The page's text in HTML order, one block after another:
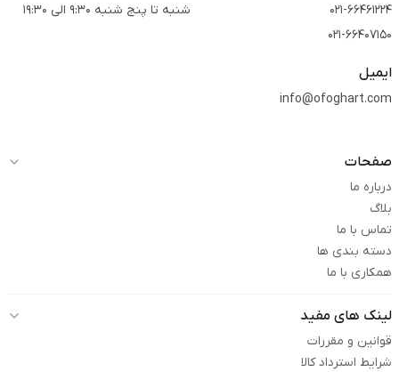
021-66461224
021-66407150
شنبه تا پنج شنبه 9:30 الی 19:30
ایمیل
info@ofoghart.com
صفحات
درباره ما
بلاگ
تماس با ما
دسته بندی ها
همکاری با ما
لینک های مفید
قوانین و مقررات
شرایط استرداد کالا